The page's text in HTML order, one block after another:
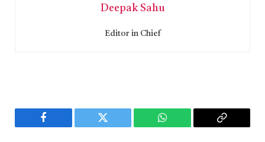
Deepak Sahu
Editor in Chief
Facebook Twitter WhatsApp
Copy